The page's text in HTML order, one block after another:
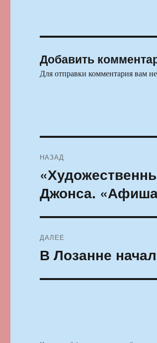
Добавить
Для отправки комментария вам
по
записям
НАЗАД
Предыдущая
запись:
Джонса.
ДАЛЕЕ
Следующая
В Лозанне